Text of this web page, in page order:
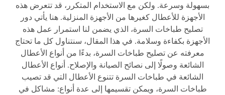
بسهولة وسرعة. ولكن مع الاستخدام المتكرر، قد تتعرض هذه
الأجهزة للأعطال كغيرها من الأجهزة المنزلية. هنا يأتي دور
تصليح طباخات السرة، الذي يضمن لنا استمرار عمل هذه
الأجهزة بكفاءة وسلامة. في هذا المقال، سنتناول كل ما تحتاج
معرفته عن تصليح طباخات السرة، بدءًا من أنواع الأعطال
الشائعة وصولًا إلى نصائح الصيانة والإصلاح. أنواع الأعطال
الشائعة في طباخات السرة تتنوع الأعطال التي قد تصيب
طباخات السرة، ويمكن تقسيمها إلى عدة أنواع: مشاكل في